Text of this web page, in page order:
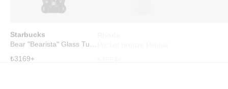
Starbucks
₺3169 +